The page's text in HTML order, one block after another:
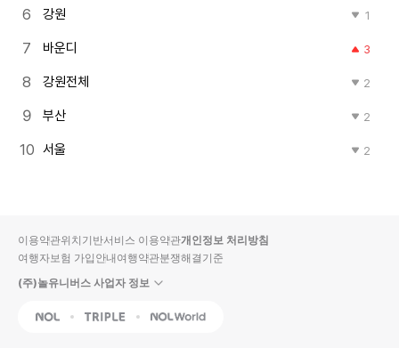
강원 1
바운디 3
강원전체 2
부산 2
서울 2
이용약관위치기반서비스 이용약관개인정보 처리방침
여행자보험 가입안내여행약관분쟁해결기준
(주)놀유니버스 사업자 정보
NOL Triple Interpark Global